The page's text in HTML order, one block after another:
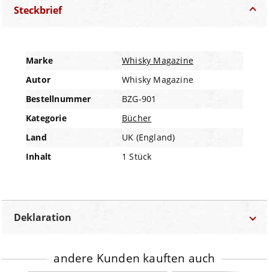
Steckbrief
Marke
Whisky Magazine
Autor
Whisky Magazine
Bestellnummer
BZG-901
Kategorie
Bücher
Land
UK (England)
Inhalt
1 Stück
Deklaration
Land: UK (England)
andere Kunden kauften auch